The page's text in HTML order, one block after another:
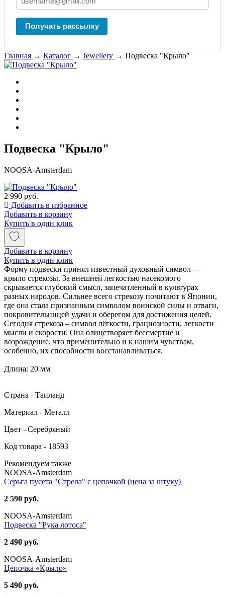
Получать рассылку
Главная → Каталог → Jewellery → Подвеска "Крыло"
Подвеска "Крыло"
NOOSA-Amsterdam
2 990 руб.
Добавить в избранное
Добавить в корзину
Купить в один клик
Добавить в корзину
Купить в один клик
Форму подвески принял известный духовный символ —
крыло стрекозы. За внешней легкостью насекомого
скрывается глубокий смысл, запечатленный в культурах
разных народов. Сильнее всего стрекозу почитают в Японии,
где она стала признанным символом воинской силы и отваги,
покровительницей удачи и оберегом для достижения целей.
Сегодня стрекоза – символ лёгкости, грациозности, легкости
мысли и скорости. Она олицетворяет бессмертие и
возрождение, что применительно и к нашим чувствам,
особенно, их способности восстанавливаться.
Длина: 20 мм
Страна - Таиланд
Материал - Металл
Цвет - Серебряный
Код товара - 18593
Рекомендуем также
NOOSA-Amsterdam
Серьга пусета "Стрела" с цепочкой (цена за штуку)
2 590 руб.
NOOSA-Amsterdam
Подвеска "Рука лотоса"
2 490 руб.
NOOSA-Amsterdam
Цепочка «Крыло»
5 490 руб.